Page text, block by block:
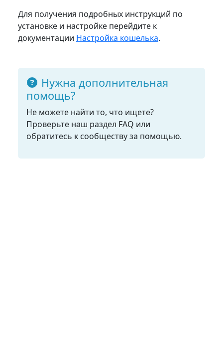
Для получения подробных инструкций по
установке и настройке перейдите к
документации Настройка кошелька.
Нужна дополнительная
помощь?
Не можете найти то, что ищете?
Проверьте наш раздел FAQ или
обратитесь к сообществу за помощью.